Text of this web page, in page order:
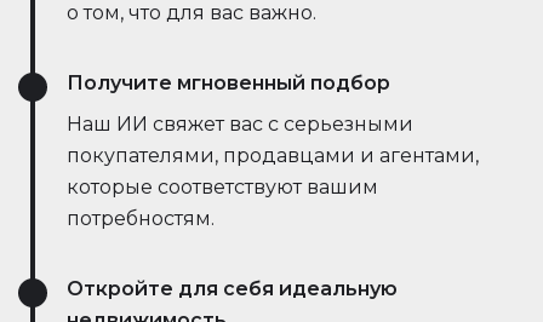
о том, что для вас важно.
Получите мгновенный подбор
Наш ИИ свяжет вас с серьезными
покупателями, продавцами и агентами,
которые соответствуют вашим
потребностям.
Откройте для себя идеальную